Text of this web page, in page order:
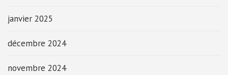
janvier 2025
décembre 2024
novembre 2024